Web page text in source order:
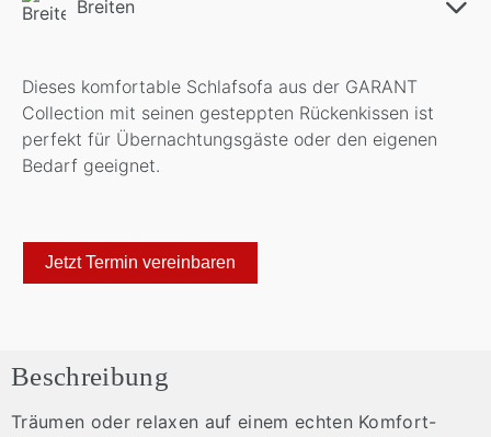
Breiten
Dieses komfortable Schlafsofa aus der GARANT
Collection mit seinen gesteppten Rückenkissen ist
perfekt für Übernachtungsgäste oder den eigenen
Bedarf geeignet.
Jetzt Termin vereinbaren
Beschreibung
Träumen oder relaxen auf einem echten Komfort-